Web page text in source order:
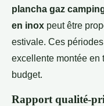
plancha gaz
en inox peut être
estivale. Ces
excellente montée en
budget.
Rapport qualité-